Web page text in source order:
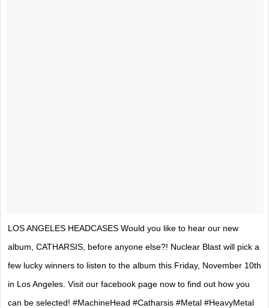
LOS ANGELES HEADCASES Would you like to hear our new
album, CATHARSIS, before anyone else?! Nuclear Blast will pick a
few lucky winners to listen to the album this Friday, November 10th
in Los Angeles. Visit our facebook page now to find out how you
can be selected! #MachineHead #Catharsis #Metal #HeavyMetal